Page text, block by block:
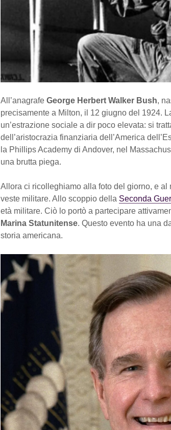
All’anagrafe George Herbert Walker Bush,
precisamente a Milton, il 12 giugno del 1924.
un’estrazione sociale a dir poco elevata: si
dell’aristocrazia finanziaria dell’America
la Phillips Academy di Andover, nel
una brutta piega.
Allora ci ricolleghiamo alla foto del giorno, e al
veste militare. Allo scoppio della Seconda
età militare. Ciò lo portò a partecipare
Marina Statunitense. Questo evento ha una
storia americana.